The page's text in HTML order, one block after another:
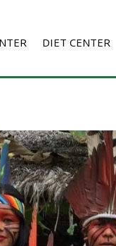
DIET CENTER